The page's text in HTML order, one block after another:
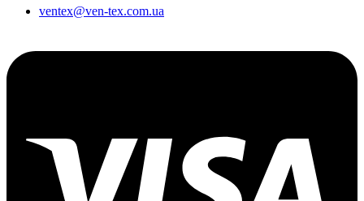
ventex@ven-tex.com.ua